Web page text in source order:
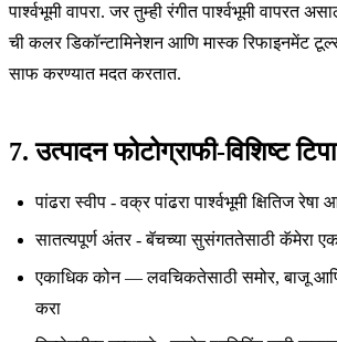
पार्श्वभूमी वापरा. जर तुम्ही रंगीत पार्श्वभूमी वापरत
ची कलर डिकॉन्टामिनेशन आणि मास्क रिफाइनमेंट
साफ करण्यात मदत करतात.
7. उत्पादन फोटोग्राफी-विशिष्ट टिपा
पांढरा स्वीप - वक्र पांढरा पार्श्वभूमी क्षितिज
सातत्यपूर्ण अंतर - बॅचच्या सुसंगततेसाठी कॅमेरा
एकाधिक कोन — लवचिकतेसाठी समोर, बाजू
करा